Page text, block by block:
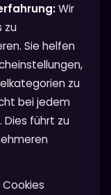
Wir
zu
Sie helfen
zu
bei jedem
Dies führt zu
Cookies